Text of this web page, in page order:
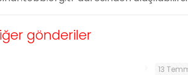
gönderiler
13